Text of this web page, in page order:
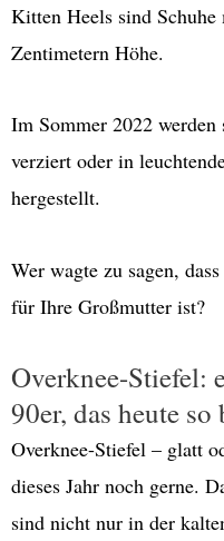
Kitten Heels sind
Zentimetern Höhe.
Im Sommer 2022
verziert oder in
hergestellt.
Wer wagte zu sagen,
für Ihre Großmutter ist?
Overknee-Stiefel:
90er, das heute
Overknee-Stiefel – glatt
dieses Jahr noch gerne.
sind nicht nur in der